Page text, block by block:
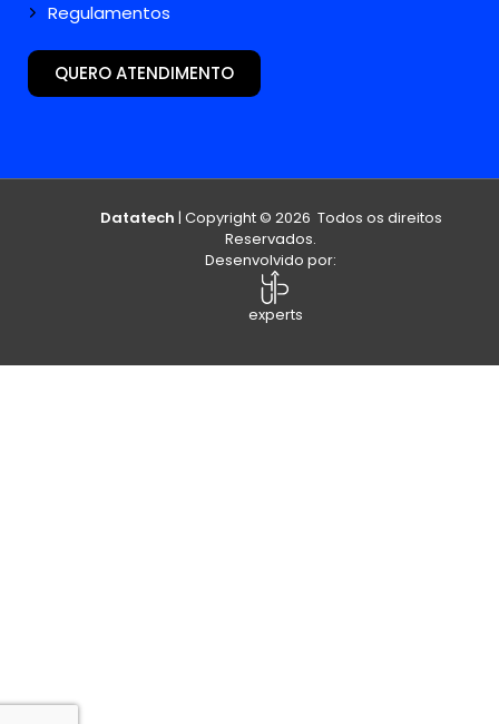
QUERO ATENDIMENTO
Reservados.
Desenvolvido por:
experts